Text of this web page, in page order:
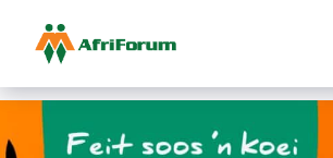
to
content